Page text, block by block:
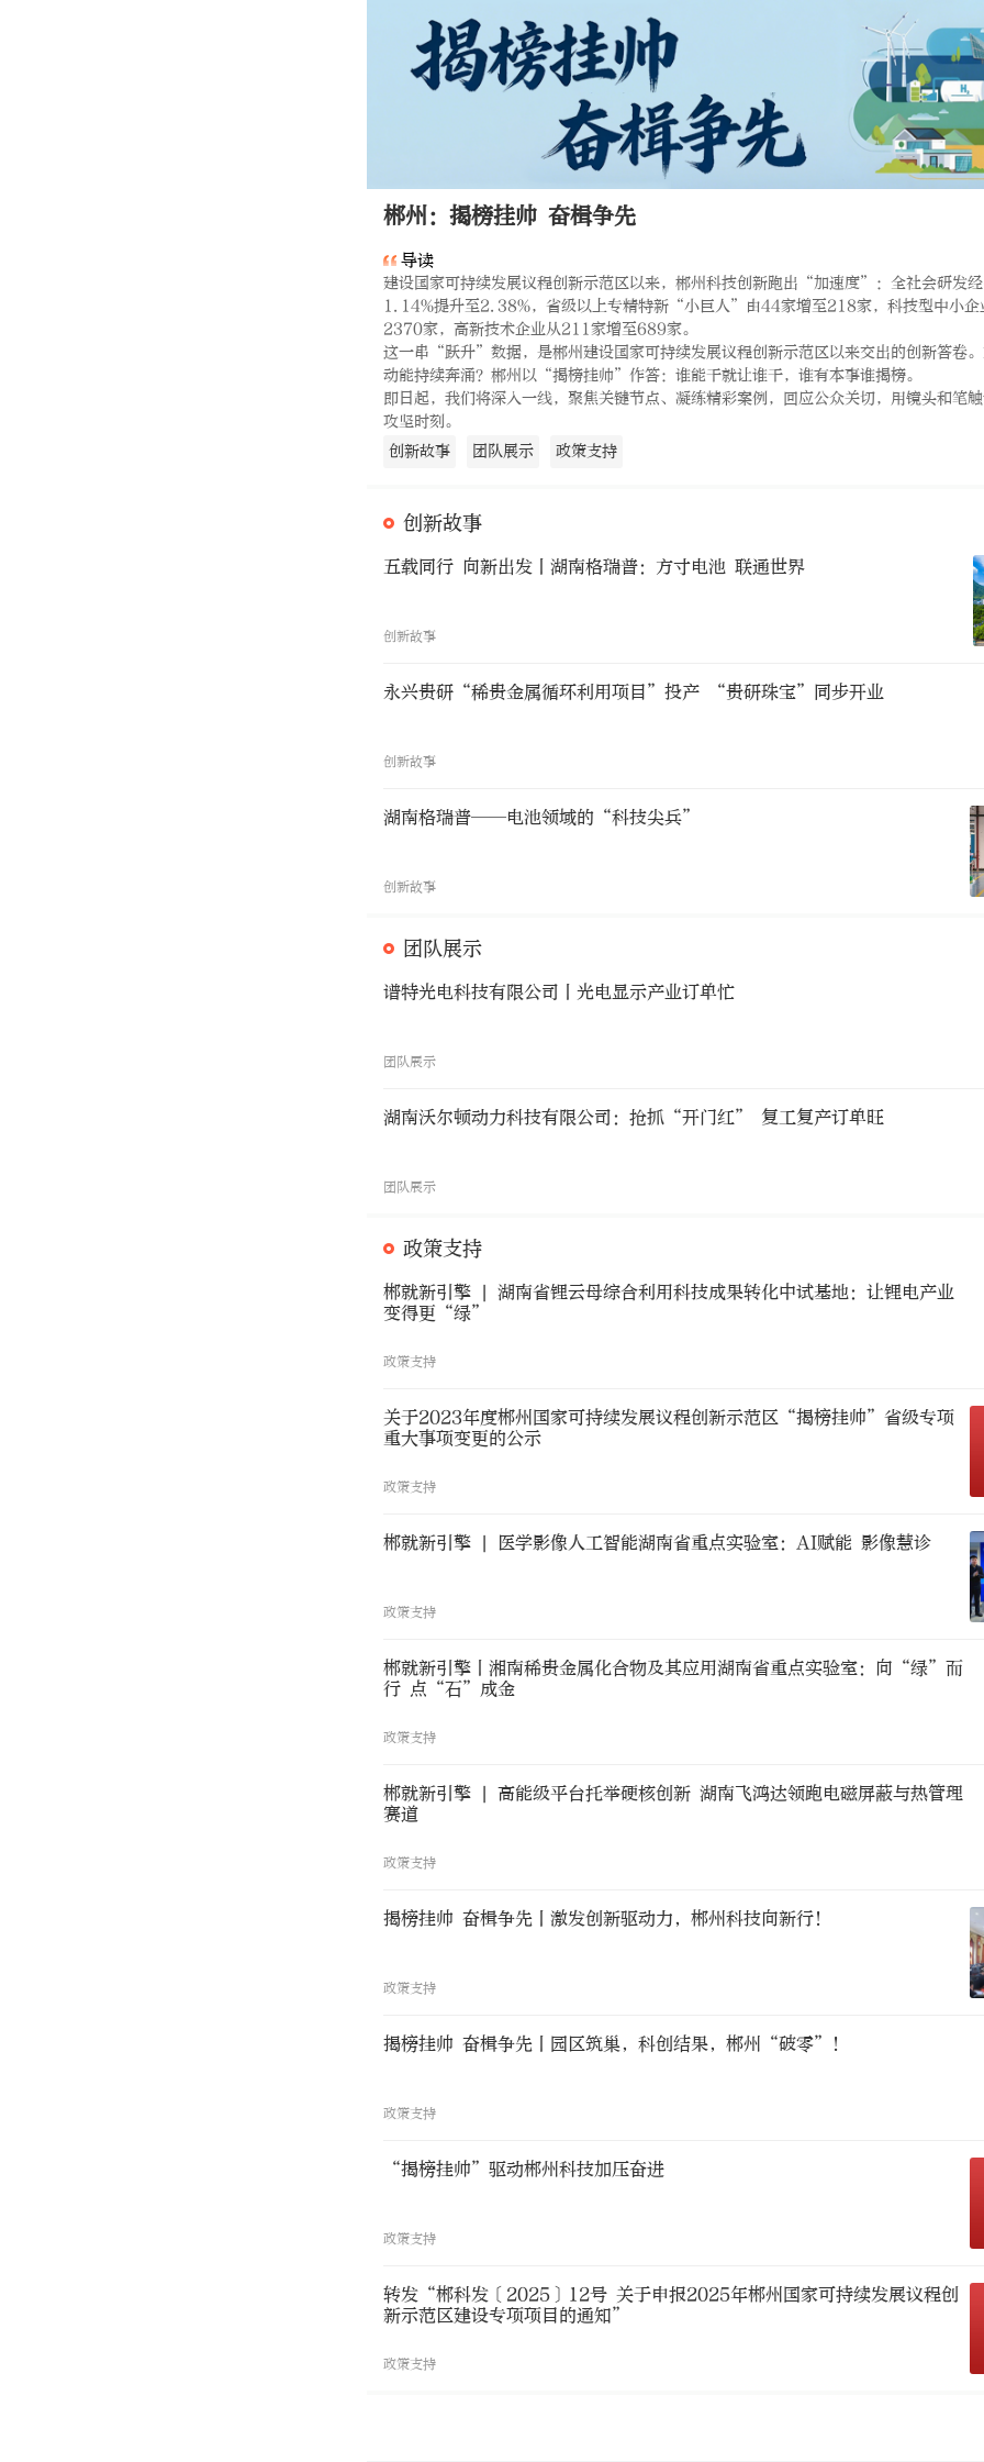
郴州：揭榜挂帅 奋楫争先
导读
建设国家可持续发展议程创新示范区以来，郴州科技创新跑出“加速度”：全社会研发
1.14%提升至2.38%，省级以上专精特新“小巨人”由44家增至218家，科技型中小企
2370家，高新技术企业从211家增至689家。
这一串“跃升”数据，是郴州建设国家可持续发展议程创新示范区以来交出的创新答卷
动能持续奔涌？郴州以“揭榜挂帅”作答：谁能干就让谁干，谁有本事谁揭榜。
即日起，我们将深入一线，聚焦关键节点、凝练精彩案例，回应公众关切，用镜头和笔
攻坚时刻。
创新故事
团队展示 政策支持
创新故事
五载同行 向新出发丨湖南格瑞普：方寸电池 联通世界
创新故事
永兴贵研“稀贵金属循环利用项目”投产 “贵研珠宝”同步开业
创新故事
湖南格瑞普——电池领域的“科技尖兵”
创新故事
团队展示
谱特光电科技有限公司丨光电显示产业订单忙
团队展示
湖南沃尔顿动力科技有限公司：抢抓“开门红” 复工复产订单旺
团队展示
政策支持
郴就新引擎 | 湖南省锂云母综合利用科技成果转化中试基地：让锂电产业
变得更“绿”
政策支持
关于2023年度郴州国家可持续发展议程创新示范区“揭榜挂帅”省级专项
重大事项变更的公示
政策支持
郴就新引擎 | 医学影像人工智能湖南省重点实验室：AI赋能 影像慧诊
政策支持
郴就新引擎丨湘南稀贵金属化合物及其应用湖南省重点实验室：向“绿”而
行 点“石”成金
政策支持
郴就新引擎 | 高能级平台托举硬核创新 湖南飞鸿达领跑电磁屏蔽与热管理
赛道
政策支持
揭榜挂帅 奋楫争先丨激发创新驱动力，郴州科技向新行！
政策支持
揭榜挂帅 奋楫争先丨园区筑巢，科创结果，郴州“破零”！
政策支持
“揭榜挂帅”驱动郴州科技加压奋进
政策支持
转发“郴科发〔2025〕12号 关于申报2025年郴州国家可持续发展议程创
新示范区建设专项项目的通知”
政策支持